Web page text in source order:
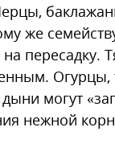
же
пересадку.
Огурцы,
могут
нежной